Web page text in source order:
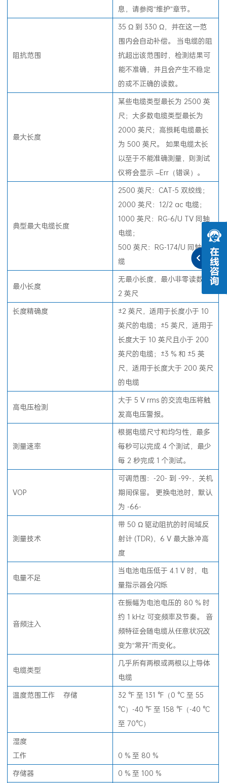
息，请参阅“维护”章节。
阻抗范围
35 Ω 到 330 Ω，并在这一范
围内会自动补偿。 当电缆的阻
抗超出该范围时，检测结果可
能不准确，并且会产生不稳定
的或不正确的读数。
最大长度
某些电缆类型最长为 2500 英
尺；大多数电缆类型最长为
2000 英尺；高损耗电缆最长
为 500 英尺。 如果电缆太长
以至于不能准确测量，则测试
仪将会显示 –Err（错误）。
典型最大电缆长度
2500 英尺：CAT-5 双绞线；
2000 英尺：12/2 ac 电缆；
1000 英尺：RG-6/U TV 同轴
电缆；
500 英尺：RG-174/U 同轴电
缆
最小长度
无最小长度，最小非零读数为
2 英尺
长度精确度
±2 英尺，适用于长度小于 10
英尺的电缆；±5 英尺，适用于
长度大于 10 英尺且小于 200
英尺的电缆；±3 % 和 ±5 英
尺，适用于长度大于 200 英尺
的电缆
高电压检测
大于 5 V rms 的交流电压将触
发高电压警报。
测量速率
根据电缆尺寸和均匀性，最多
每秒可以完成 4 个测试，最少
每 2 秒完成 1 个测试。
VOP
可调范围：-20- 到 -99-，关机
期间保留。 更换电池时，默认
为 -66-
测量技术
带 50 Ω 驱动阻抗的时间域反
射计 (TDR)，6 V 最大脉冲高
度
电量不足
当电池电压低于 4.1 V 时，电
量指示器会闪烁
音频注入
在振幅为电池电压的 80 % 时
约 1 kHz 可变频率及节奏。 音
频特征会随电缆从任意状况改
变为“常开”而变化。
电缆类型
几乎所有两根或两根以上导体
电缆
温度范围工作 存储
32 °F 至 131 °F（0 °C 至 55
°C）-40 °F 至 158 °F（-40 °C
至 70°C）
湿度
工作
0 % 至 80 %
存储器
0 % 至 100 %